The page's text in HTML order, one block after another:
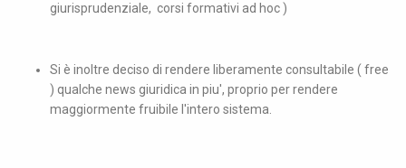
giurisprudenziale, corsi formativi ad hoc )
Si è inoltre deciso di rendere liberamente consultabile ( free
) qualche news giuridica in piu', proprio per rendere
maggiormente fruibile l'intero sistema.